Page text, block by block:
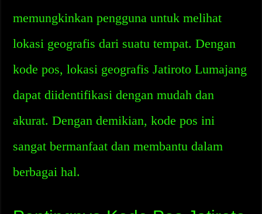
memungkinkan pengguna untuk melihat
lokasi geografis dari suatu tempat. Dengan
kode pos, lokasi geografis Jatiroto Lumajang
dapat diidentifikasi dengan mudah dan
akurat. Dengan demikian, kode pos ini
sangat bermanfaat dan membantu dalam
berbagai hal.